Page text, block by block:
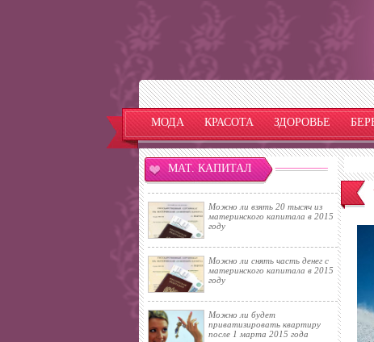
МОДА КРАСОТА ЗДОРОВЬЕ
МАТ. КАПИТАЛ
Можно ли взять 20 тысяч из
материнского капитала в 2015
году
Можно ли снять часть денег с
материнского капитала в 2015
году
Можно ли будет
приватизировать квартиру
после 1 марта 2015 года